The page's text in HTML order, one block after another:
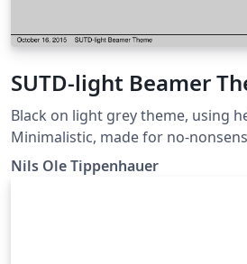
SUTD-light Beamer
Black on light grey theme, using
Minimalistic, made for no-
conference talks.
Nils Ole Tippenhauer